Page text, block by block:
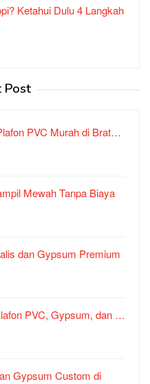
Ketahui Dulu 4 Langkah
Post
PVC Murah di Brat…
Mewah Tanpa Biaya
dan Gypsum Premium
PVC, Gypsum, dan …
Gypsum Custom di